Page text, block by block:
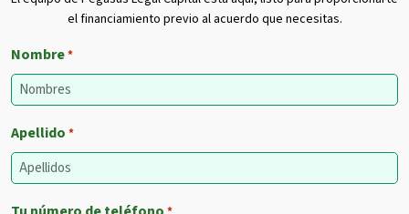
el financiamiento previo al acuerdo que necesitas.
Nombre*
Apellido *